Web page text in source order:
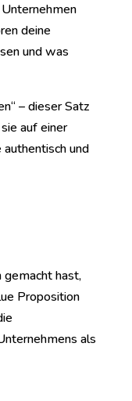
deine
und was
– dieser Satz
auf einer
und
gemacht hast,
Proposition
als